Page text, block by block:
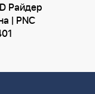
Райдер
| PNC